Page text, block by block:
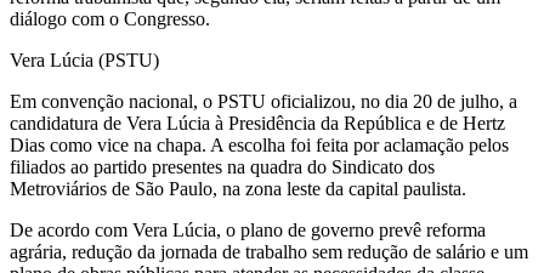
diálogo com o Congresso.
Vera Lúcia (PSTU)
Em convenção nacional, o PSTU oficializou, no dia 20 de julho, a
candidatura de Vera Lúcia à Presidência da República e de Hertz
Dias como vice na chapa. A escolha foi feita por aclamação pelos
filiados ao partido presentes na quadra do Sindicato dos
Metroviários de São Paulo, na zona leste da capital paulista.
De acordo com Vera Lúcia, o plano de governo prevê reforma
agrária, redução da jornada de trabalho sem redução de salário e um